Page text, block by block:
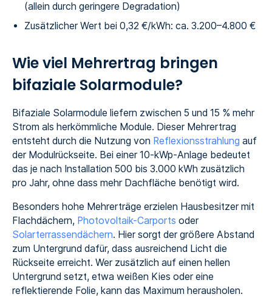
(allein durch geringere Degradation)
Zusätzlicher Wert bei 0,32 €/kWh: ca. 3.200–4.800 €
Wie viel Mehrertrag bringen
bifaziale Solarmodule?
Bifaziale Solarmodule liefern zwischen 5 und 15 % mehr
Strom als herkömmliche Module. Dieser Mehrertrag
entsteht durch die Nutzung von Reflexionsstrahlung auf
der Modulrückseite. Bei einer 10-kWp-Anlage bedeutet
das je nach Installation 500 bis 3.000 kWh zusätzlich
pro Jahr, ohne dass mehr Dachfläche benötigt wird.
Besonders hohe Mehrerträge erzielen Hausbesitzer mit
Flachdächern, Photovoltaik-Carports oder
Solarterrassendächern. Hier sorgt der größere Abstand
zum Untergrund dafür, dass ausreichend Licht die
Rückseite erreicht. Wer zusätzlich auf einen hellen
Untergrund setzt, etwa weißen Kies oder eine
reflektierende Folie, kann das Maximum herausholen.